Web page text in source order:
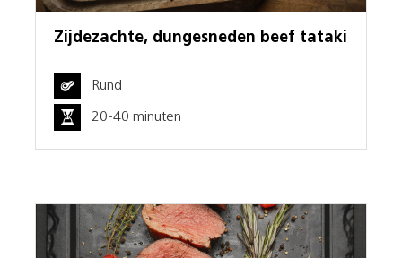
Zijdezachte, dungesneden beef tataki
Rund
20-40 minuten